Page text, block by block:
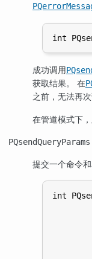
成功调用
获取结果。 在
之前，无法再
在管道模式下
PQsendQueryParams
提交一个命令
int